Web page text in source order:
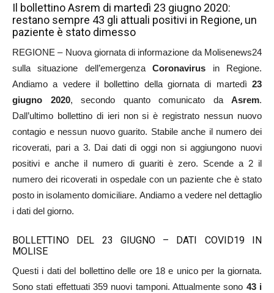
Il bollettino Asrem di martedì 23 giugno 2020:
restano sempre 43 gli attuali positivi in Regione, un
paziente è stato dimesso
REGIONE – Nuova giornata di informazione da Molisenews24
sulla situazione dell’emergenzaCoronavirus in Regione.
Andiamo a vedere il bollettino della giornata di martedì 23
giugno 2020, secondo quanto comunicato da Asrem.
Dall’ultimo bollettino di ieri non si è registrato nessun nuovo
contagio e nessun nuovo guarito. Stabile anche il numero dei
ricoverati, pari a 3. Dai dati di oggi non si aggiungono nuovi
positivi e anche il numero di guariti è zero. Scende a 2 il
numero dei ricoverati in ospedale con un paziente che è stato
posto in isolamento domiciliare. Andiamo a vedere nel dettaglio
i dati del giorno.
BOLLETTINO DEL 23 GIUGNO – DATI COVID19 IN
MOLISE
Questi i dati del bollettino delle ore 18 e unico per la giornata.
Sono stati effettuati 359 nuovi tamponi. Attualmente sono 43 i